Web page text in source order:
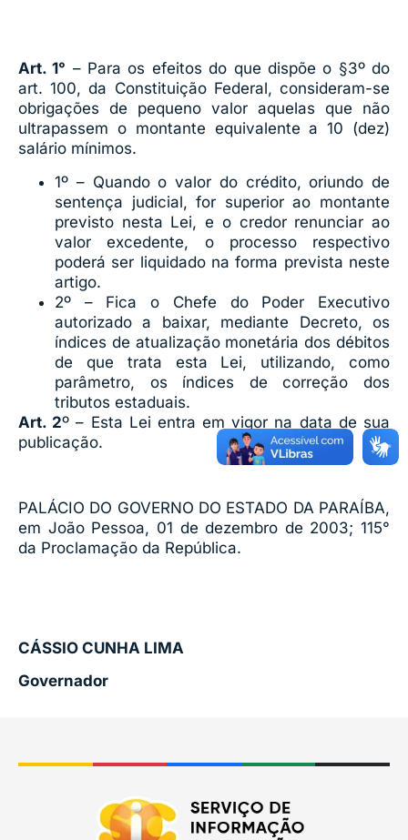
Art. 1° – Para os efeitos do que dispõe o §3º do
art. 100, da Constituição Federal, consideram-se
obrigações de pequeno valor aquelas que não
ultrapassem o montante equivalente a 10 (dez)
salário mínimos.
1º – Quando o valor do crédito, oriundo de
sentença judicial, for superior ao montante
previsto nesta Lei, e o credor renunciar ao
valor excedente, o processo respectivo
poderá ser liquidado na forma prevista neste
artigo.
2º – Fica o Chefe do Poder Executivo
autorizado a baixar, mediante Decreto, os
índices de atualização monetária dos débitos
de que trata esta Lei, utilizando, como
parâmetro, os índices de correção dos
tributos estaduais.
Art. 2º – Esta Lei entra em vigor na data de sua
publicação.
PALÁCIO DO GOVERNO DO ESTADO DA PARAÍBA,
em João Pessoa, 01 de dezembro de 2003; 115°
da Proclamação da República.
CÁSSIO CUNHA LIMA
Governador